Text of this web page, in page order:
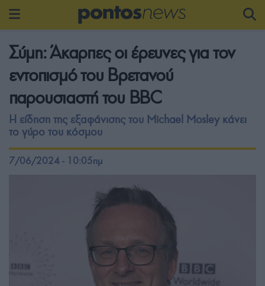
Σύμη: Άκαρπες οι έρευνες για τον
εντοπισμό του Βρετανού
παρουσιαστή του BBC
Η είδηση της εξαφάνισης του Michael Mosley κάνει
το γύρο του κόσμου
7/06/2024 - 10:05πμ